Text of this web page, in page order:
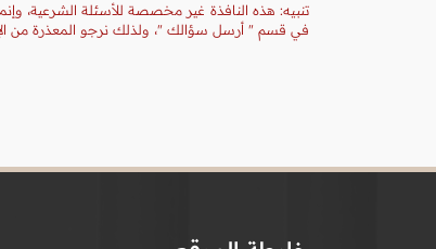
تنبيه: هذه النافذة غير مخصصة للأسئلة الشرعية،
في قسم " أرسل سؤالك "، ولذلك نرجو المعذرة من